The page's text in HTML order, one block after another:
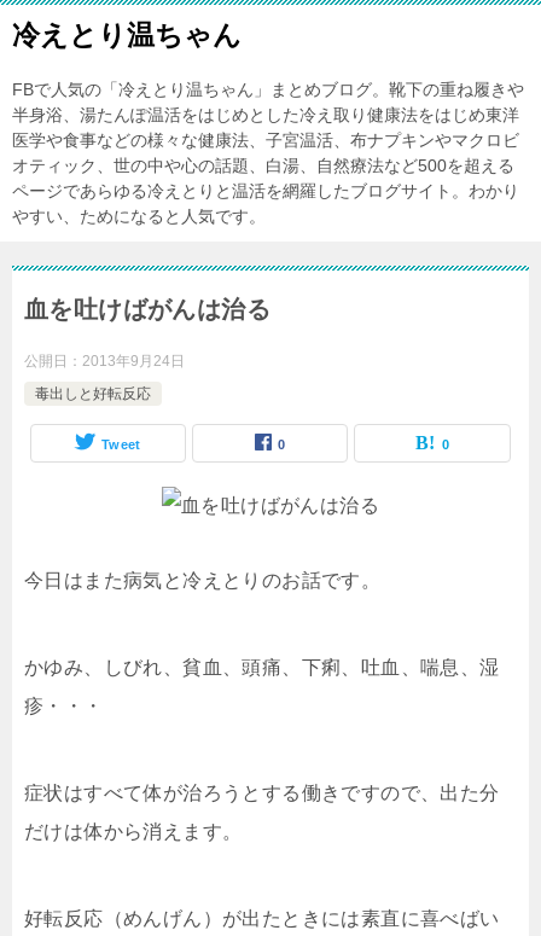
冷えとり温ちゃん
FBで人気の「冷えとり温ちゃん」まとめブログ。靴下の重ね履きや
半身浴、湯たんぽ温活をはじめとした冷え取り健康法をはじめ東洋
医学や食事などの様々な健康法、子宮温活、布ナプキンやマクロビ
オティック、世の中や心の話題、白湯、自然療法など500を超える
ページであらゆる冷えとりと温活を網羅したブログサイト。わかり
やすい、ためになると人気です。
血を吐けばがんは治る
公開日： 2013年9月24日
毒出しと好転反応
Tweet 0 0
今日はまた病気と冷えとりのお話です。
かゆみ、しびれ、貧血、頭痛、下痢、吐血、喘息、湿
疹・・・
症状はすべて体が治ろうとする働きですので、出た分
だけは体から消えます。
好転反応（めんげん）が出たときには素直に喜べばい